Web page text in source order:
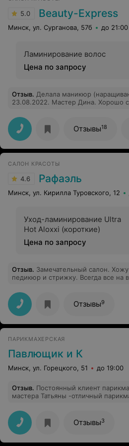
5.0 Beauty-Express
Минск, ул. Сурганова, 57б до 21:00
Ламинирование волос
Цена по запросу
Отзыв. Делала маникюр
23.08.2022. Мастер Дина. Хорошо
подруги, которая делает в этом же
мастера наращивание), меня
Наращивание самое простое (без
однотонное покрытие). Это как
заблуждение. Неприятно. Не
Отзывы18
САЛОН КРАСОТЫ
4.6 Рафаэль
Минск, ул. Кирилла Туровского, 12
Уход-ламинирование Ultra
Hot Aloxxi (короткие)
Цена по запросу
Отзыв. Замечательный салон.
педикюр и стрижку. Всегда все на
Отзывы9
ПАРИКМАХЕРСКАЯ
Павлющик и К
Минск, ул. Горецкого, 51 до 19:00
Отзыв. Постоянный клиент
мастера Татьяны -отличный
Отзывы3